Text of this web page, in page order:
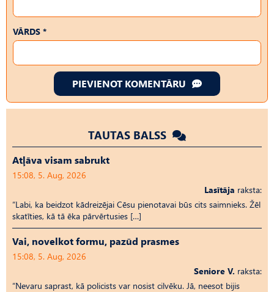
VĀRDS *
PIEVIENOT KOMENTĀRU
TAUTAS BALSS
Atļāva visam sabrukt
15:08, 5. Aug, 2026
Lasītāja raksta:
“Labi, ka beidzot kādreizējai Cēsu pienotavai būs cits saimnieks. Žēl
skatīties, kā tā ēka pārvērtusies […]
Vai, novelkot formu, pazūd prasmes
15:08, 5. Aug, 2026
Seniore V. raksta:
“Nevaru saprast, kā policists var nosist cilvēku. Jā, neesot bijis